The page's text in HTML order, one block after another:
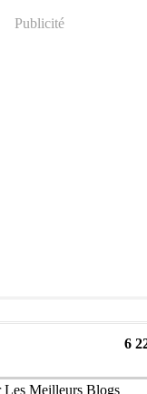
Publicité
6